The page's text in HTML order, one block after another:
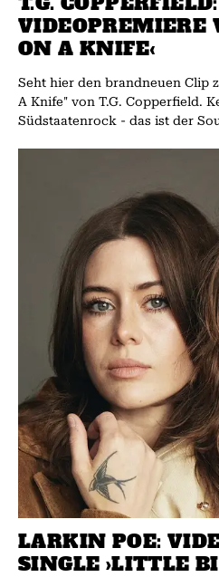
VIDEOPREMIERE
ON A KNIFE‹
Seht hier den brandneuen Clip
A Knife" von T.G. Copperfield. Kerninger, bluesiger
Südstaatenrock - das ist der
LARKIN POE:
SINGLE ›LITTLE